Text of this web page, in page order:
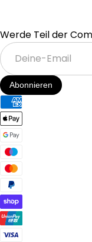
Werde Teil der
Deine-
Email
Abonnieren